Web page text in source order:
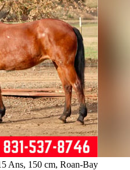
Ans, 150 cm, Roan-Bay